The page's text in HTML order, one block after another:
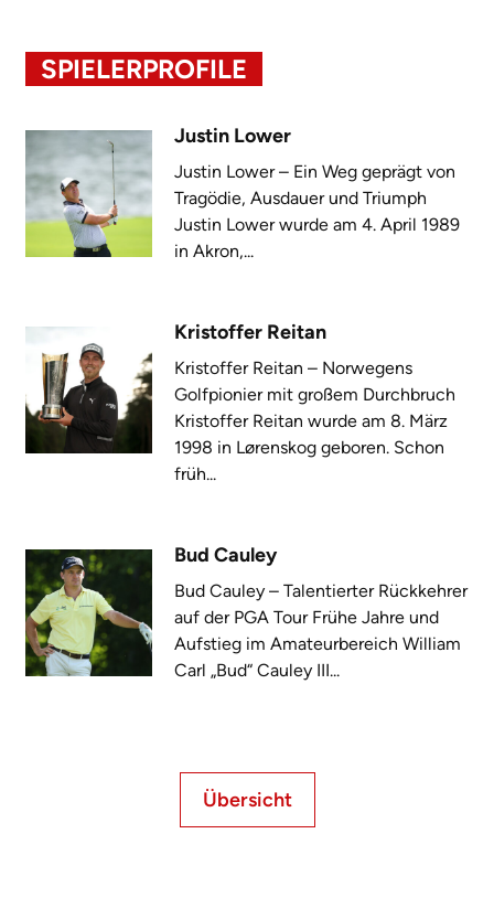
SPIELERPROFILE
Justin Lower
Justin Lower – Ein Weg geprägt von
Tragödie, Ausdauer und Triumph
Justin Lower wurde am 4. April 1989
in Akron,...
Kristoffer Reitan
Kristoffer Reitan – Norwegens
Golfpionier mit großem Durchbruch
Kristoffer Reitan wurde am 8. März
1998 in Lørenskog geboren. Schon
früh...
Bud Cauley
Bud Cauley – Talentierter Rückkehrer
auf der PGA Tour Frühe Jahre und
Aufstieg im Amateurbereich William
Carl „Bud“ Cauley III...
Übersicht